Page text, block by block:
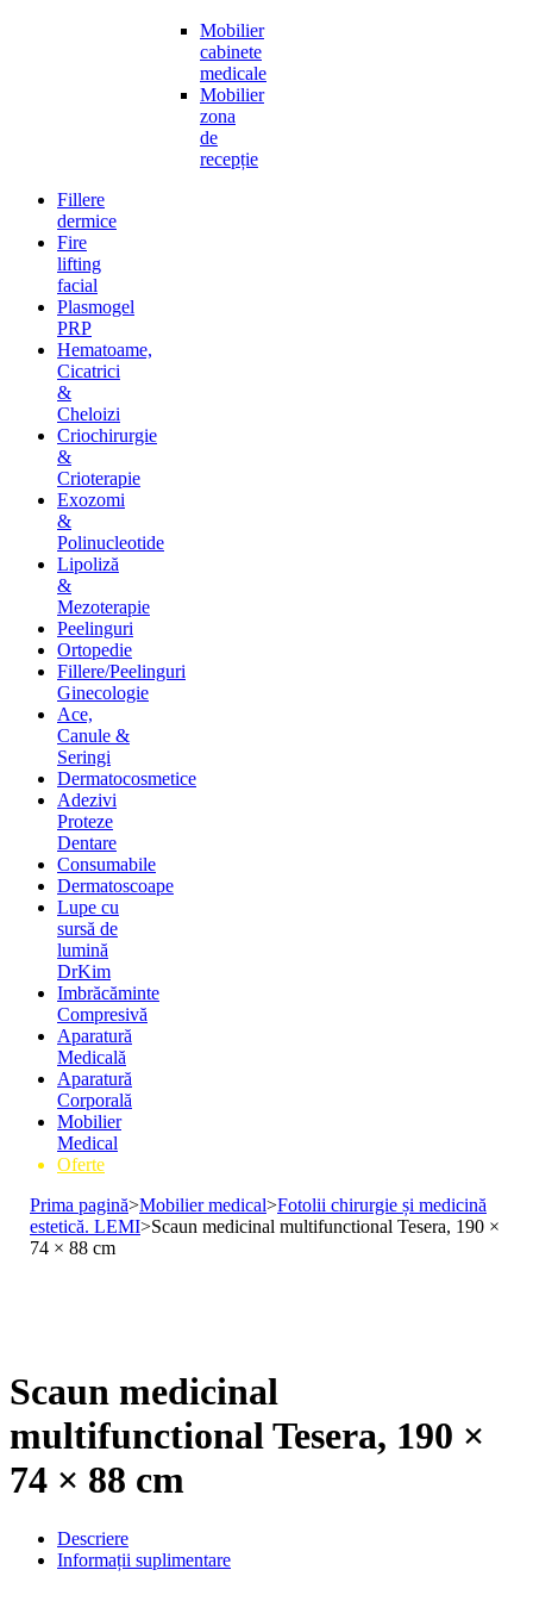
Mobilier
cabinete
medicale
Mobilier
zona
de
recepție
Fillere
dermice
Fire
lifting
facial
Plasmogel
PRP
Hematoame,
Cicatrici
&
Cheloizi
Criochirurgie
&
Crioterapie
Exozomi
&
Polinucleotide
Lipoliză
&
Mezoterapie
Peelinguri
Ortopedie
Fillere/Peelinguri
Ginecologie
Ace,
Canule &
Seringi
Dermatocosmetice
Adezivi
Proteze
Dentare
Consumabile
Dermatoscoape
Lupe cu
sursă de
lumină
DrKim
Imbrăcăminte
Compresivă
Aparatură
Medicală
Aparatură
Corporală
Mobilier
Medical
Oferte
Prima pagină>Mobilier medical>Fotolii chirurgie și medicină
estetică. LEMI>Scaun medicinal multifunctional Tesera, 190 ×
74 × 88 cm
Scaun medicinal
multifunctional Tesera, 190 ×
74 × 88 cm
Descriere
Informații suplimentare